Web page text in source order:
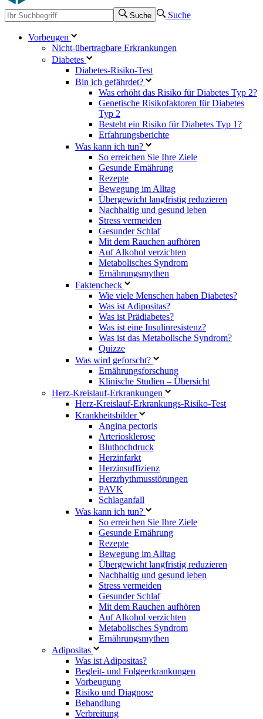
Suche Suche
Vorbeugen
Nicht-übertragbare Erkrankungen
Diabetes
Diabetes-Risiko-Test
Bin ich gefährdet?
Was erhöht das Risiko für Diabetes Typ 2?
Genetische Risikofaktoren für Diabetes
Typ 2
Besteht ein Risiko für Diabetes Typ 1?
Erfahrungsberichte
Was kann ich tun?
So erreichen Sie Ihre Ziele
Gesunde Ernährung
Rezepte
Bewegung im Alltag
Übergewicht langfristig reduzieren
Nachhaltig und gesund leben
Stress vermeiden
Gesunder Schlaf
Mit dem Rauchen aufhören
Auf Alkohol verzichten
Metabolisches Syndrom
Ernährungsmythen
Faktencheck
Wie viele Menschen haben Diabetes?
Was ist Adipositas?
Was ist Prädiabetes?
Was ist eine Insulinresistenz?
Was ist das Metabolische Syndrom?
Quizze
Was wird geforscht?
Ernährungsforschung
Klinische Studien – Übersicht
Herz-Kreislauf-Erkrankungen
Herz-Kreislauf-Erkrankungs-Risiko-Test
Krankheitsbilder
Angina pectoris
Arteriosklerose
Bluthochdruck
Herzinfarkt
Herzinsuffizienz
Herzrhythmusstörungen
PAVK
Schlaganfall
Was kann ich tun?
So erreichen Sie Ihre Ziele
Gesunde Ernährung
Rezepte
Bewegung im Alltag
Übergewicht langfristig reduzieren
Nachhaltig und gesund leben
Stress vermeiden
Gesunder Schlaf
Mit dem Rauchen aufhören
Auf Alkohol verzichten
Metabolisches Syndrom
Ernährungsmythen
Adipositas
Was ist Adipositas?
Begleit- und Folgeerkrankungen
Vorbeugung
Risiko und Diagnose
Behandlung
Verbreitung